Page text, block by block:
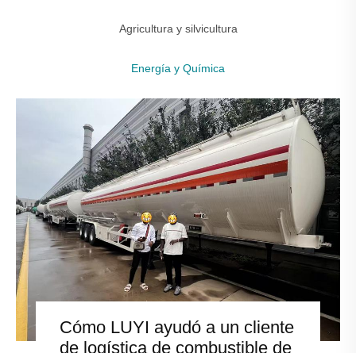
Agricultura y silvicultura
Energía y Química
Cómo LUYI ayudó a un cliente
de logística de combustible de